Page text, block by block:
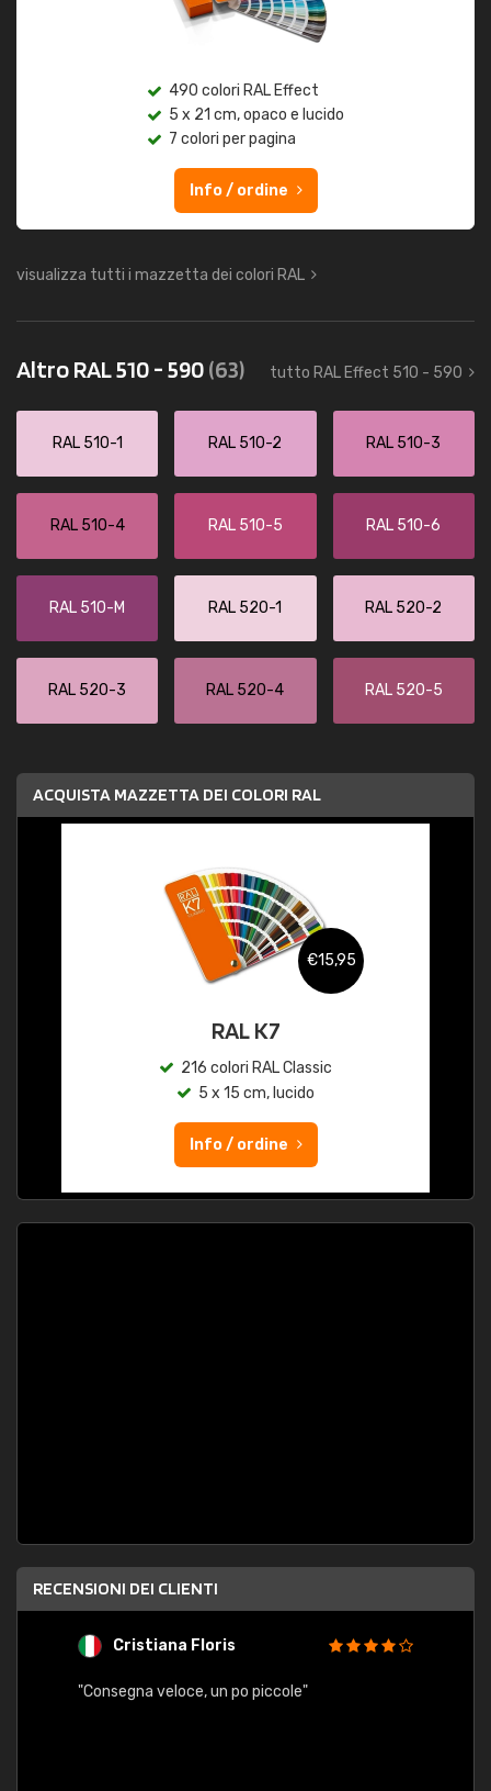
490 colori RAL Effect
5 x 21 cm, opaco e lucido
7 colori per pagina
Info / ordine
visualizza tutti i mazzetta dei colori RAL
Altro RAL 510 - 590(63) tutto RAL Effect 510 - 590
RAL 510-1 RAL 510-2 RAL 510-3
RAL 510-4 RAL 510-5 RAL 510-6
RAL 510-M RAL 520-1 RAL 520-2
RAL 520-3 RAL 520-4 RAL 520-5
ACQUISTA MAZZETTA DEI COLORI RAL
€15,95
RAL K7
216 colori RAL Classic
5 x 15 cm, lucido
Info / ordine
RECENSIONI DEI CLIENTI
Cristiana Floris
"Consegna veloce, un po piccole"